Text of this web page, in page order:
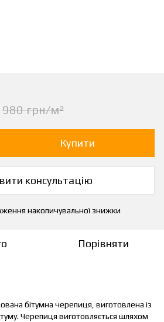
980 грн/м²
Купити
консультацію
накопичувальної знижки
Порівняти
бітумна черепиця, виготовлена із
Черепиця виготовляється шляхом